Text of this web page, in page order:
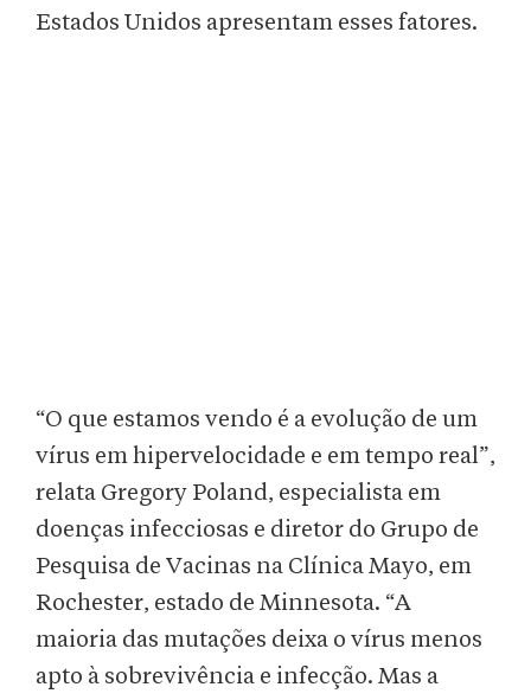
Estados Unidos apresentam esses fatores.
“O que estamos vendo é a evolução de um
vírus em hipervelocidade e em tempo real”,
relata Gregory Poland, especialista em
doenças infecciosas e diretor do Grupo de
Pesquisa de Vacinas na Clínica Mayo, em
Rochester, estado de Minnesota. “A
maioria das mutações deixa o vírus menos
apto à sobrevivência e infecção. Mas a